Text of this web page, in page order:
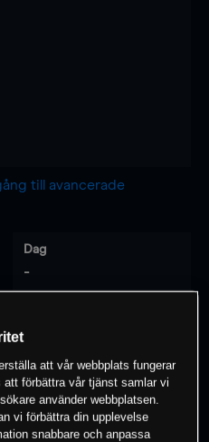
till avancerade
Dag
-
enposition i detta
att vår webbplats fungerar
förbättra vår tjänst samlar vi
använder webbplatsen.
vi förbättra din upplevelse
snabbare och anpassa